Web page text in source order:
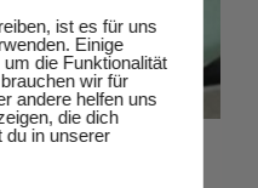
ist es für uns
Einige
die Funktionalität
wir für
andere helfen uns
die dich
du in unserer